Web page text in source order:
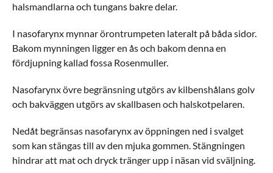
halsmandlarna och tungans bakre delar.
I nasofarynx mynnar örontrumpeten lateralt på båda sidor.
Bakom mynningen ligger en ås och bakom denna en
fördjupning kallad fossa Rosenmuller.
Nasofarynx övre begränsning utgörs av kilbenshålans golv
och bakväggen utgörs av skallbasen och halskotpelaren.
Nedåt begränsas nasofarynx av öppningen ned i svalget
som kan stängas till av den mjuka gommen. Stängningen
hindrar att mat och dryck tränger upp i näsan vid sväljning.